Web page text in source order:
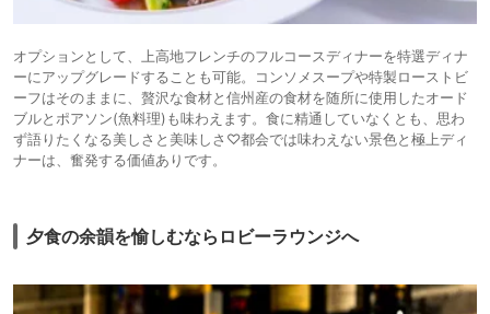
オプションとして、上高地フレンチのフルコースディナーを特選ディナ
ーにアップグレードすることも可能。コンソメスープや特製ローストビ
ーフはそのままに、贅沢な食材と信州産の食材を随所に使用したオード
ブルとポアソン(魚料理)も味わえます。食に精通していなくとも、思わ
ず語りたくなる美しさと美味しさ♡都会では味わえない景色と極上ディ
ナーは、奮発する価値ありです。
夕食の余韻を愉しむならロビーラウンジへ